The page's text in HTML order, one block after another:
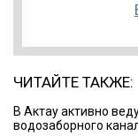
ЧИТАЙТЕ ТАКЖЕ:
В Актау активно
водозаборного